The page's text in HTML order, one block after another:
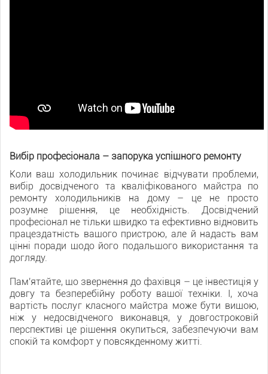
Вибір професіонала – запорука успішного ремонту
Коли ваш холодильник починає відчувати проблеми,
вибір досвідченого та кваліфікованого майстра по
ремонту холодильників на дому – це не просто
розумне рішення, це необхідність. Досвідчений
професіонал не тільки швидко та ефективно відновить
працездатність вашого пристрою, але й надасть вам
цінні поради щодо його подальшого використання та
догляду.
Пам'ятайте, що звернення до фахівця – це інвестиція у
довгу та безперебійну роботу вашої техніки. І, хоча
вартість послуг класного майстра може бути вищою,
ніж у недосвідченого виконавця, у довгостроковій
перспективі це рішення окупиться, забезпечуючи вам
спокій та комфорт у повсякденному житті.